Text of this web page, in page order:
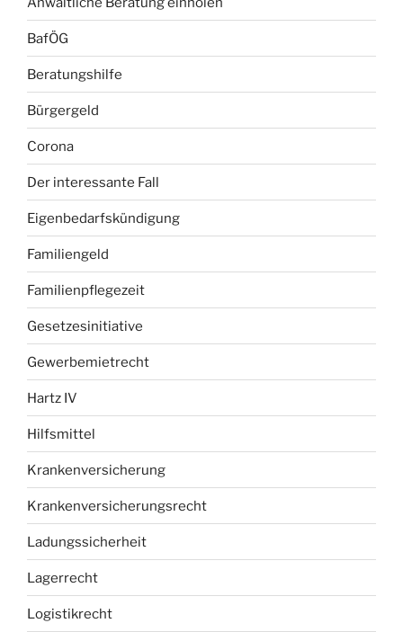
BafÖG
Beratungshilfe
Bürgergeld
Corona
Der interessante Fall
Eigenbedarfskündigung
Familiengeld
Familienpflegezeit
Gesetzesinitiative
Gewerbemietrecht
Hartz IV
Hilfsmittel
Krankenversicherung
Krankenversicherungsrecht
Ladungssicherheit
Lagerrecht
Logistikrecht